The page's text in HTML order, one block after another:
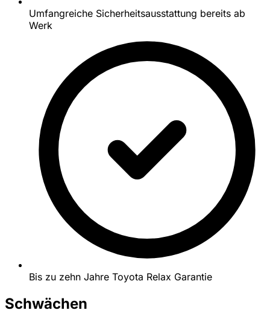
Umfangreiche Sicherheitsausstattung bereits ab
Werk
Bis zu zehn Jahre Toyota Relax Garantie
Schwächen